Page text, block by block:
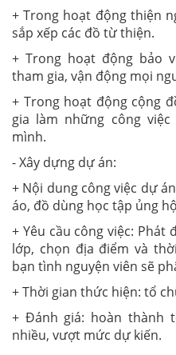
+ Trong hoạt động thiện
sắp xếp các đồ từ thiện.
+ Trong hoạt động bảo
tham gia, vận động mọi
+ Trong hoạt động cộng
gia làm những công
mình.
- Xây dựng dự án:
+ Nội dung công việc dự
áo, đồ dùng học tập ủng
+ Yêu cầu công việc:
lớp, chọn địa điểm và
bạn tình nguyện viên sẽ
+ Thời gian thức hiện: tổ
+ Đánh giá: hoàn thành
nhiều, vượt mức dự kiến.